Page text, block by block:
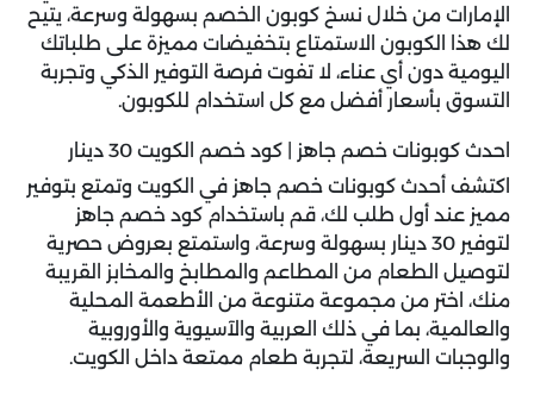
الإمارات من خلال نسخ كوبون الخصم بسهولة وسرعة، يتيح
لك هذا الكوبون الاستمتاع بتخفيضات مميزة على طلباتك
اليومية دون أي عناء، لا تفوت فرصة التوفير الذكي وتجربة
التسوق بأسعار أفضل مع كل استخدام للكوبون.
احدث كوبونات خصم جاهز | كود خصم الكويت 30 دينار
اكتشف أحدث كوبونات خصم جاهز في الكويت وتمتع بتوفير
مميز عند أول طلب لك، قم باستخدام كود خصم جاهز
لتوفير 30 دينار بسهولة وسرعة، واستمتع بعروض حصرية
لتوصيل الطعام من المطاعم والمطابخ والمخابز القريبة
منك، اختر من مجموعة متنوعة من الأطعمة المحلية
والعالمية، بما في ذلك العربية والآسيوية والأوروبية
والوجبات السريعة، لتجربة طعام ممتعة داخل الكويت.